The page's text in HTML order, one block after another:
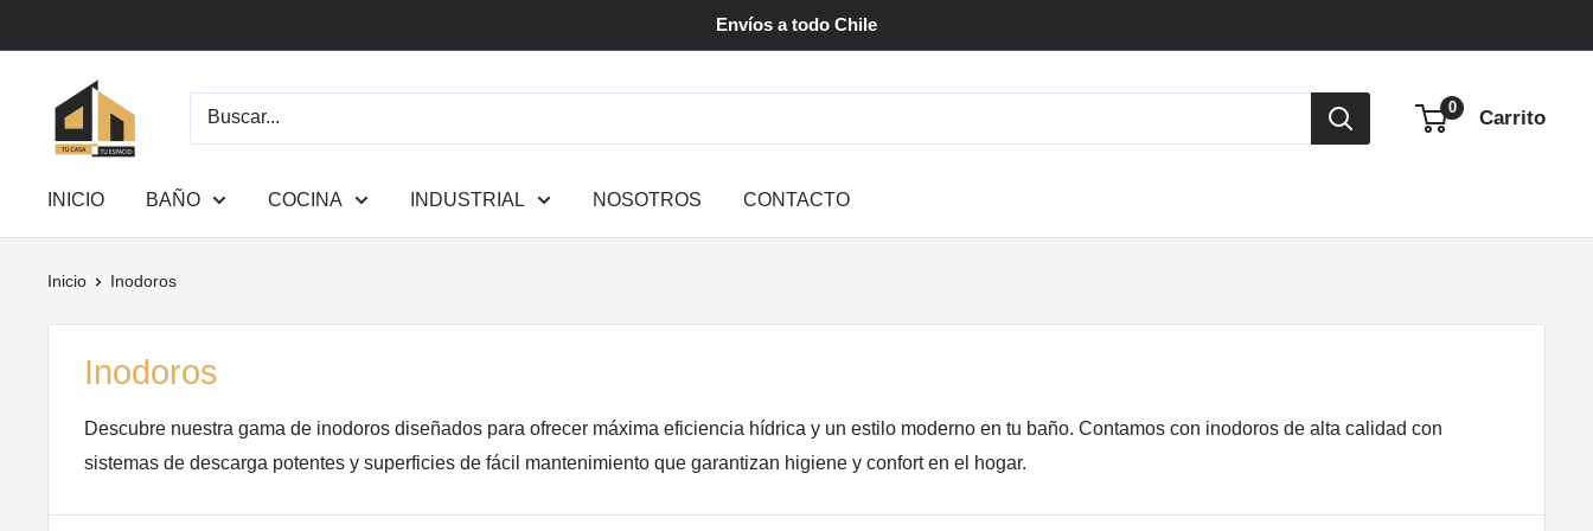
directamente
contenido
Envíos a todo Chile
Casa
Tu
Espacio
0 Carrito
INICIO BAÑO COCINA INDUSTRIAL NOSOTROS CONTACTO
Inicio Inodoros
Inodoros
Descubre nuestra gama de inodoros diseñados para ofrecer máxima eficiencia hídrica y un estilo moderno en tu baño. Contamos con inodoros de alta calidad con
sistemas de descarga potentes y superficies de fácil mantenimiento que garantizan higiene y confort en el hogar.